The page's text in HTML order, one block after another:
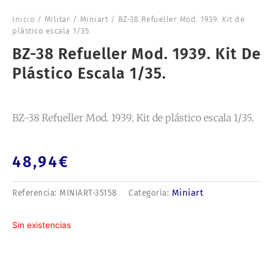
Inicio / Militar / Miniart/ BZ-38 Refueller Mod. 1939. Kit de
plástico escala 1/35.
BZ-38 Refueller Mod. 1939. Kit De
Plástico Escala 1/35.
BZ-38 Refueller Mod. 1939. Kit de plástico escala 1/35.
48,94€
Referencia: MINIART-35158 Categoría: Miniart
Sin existencias